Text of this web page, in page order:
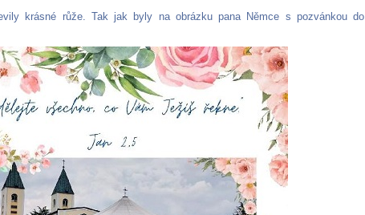
krásné růže. Tak jak byly na obrázku pana Němce s pozvánkou do